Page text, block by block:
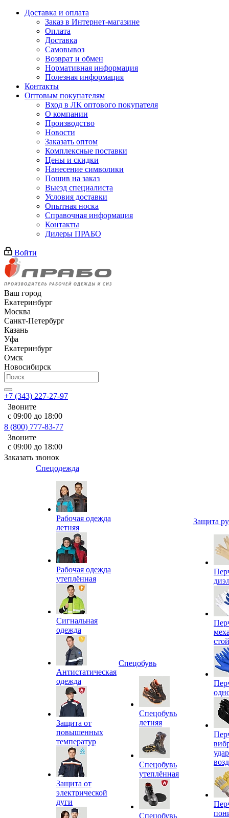
Доставка и оплата
Заказ в Интернет-магазине
Оплата
Доставка
Самовывоз
Возврат и обмен
Нормативная информация
Полезная информация
Контакты
Оптовым покупателям
Вход в ЛК оптового покупателя
О компании
Производство
Новости
Заказать оптом
Комплексные поставки
Цены и скидки
Нанесение символики
Пошив на заказ
Выезд специалиста
Условия доставки
Опытная носка
Справочная информация
Контакты
Дилеры ПРАБО
Войти
Ваш город
Екатеринбург
Москва
Санкт-Петербург
Казань
Уфа
Екатеринбург
Омск
Новосибирск
+7 (343) 227-27-97
Звоните
с 09:00 до 18:00
8 (800) 777-83-77
Звоните
с 09:00 до 18:00
Заказать звонок
Спецодежда
Рабочая одежда
летняя
Рабочая одежда
утеплённая
Сигнальная
одежда
Антистатическая
одежда
Защита от
повышенных
температур
Защита от
электрической
дуги
Спецобувь
Спецобувь
летняя
Спецобувь
утеплённая
Спецобувь
Защита